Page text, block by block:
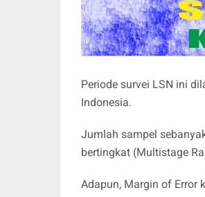
Periode survei LSN ini
Indonesia.
Jumlah sampel
bertingkat (Multistage
Adapun, Margin of Error